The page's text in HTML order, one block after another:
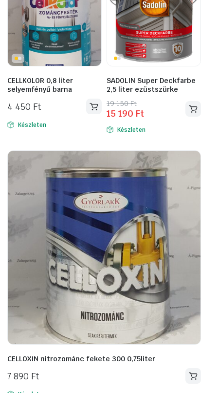
CELLKOLOR 0,8 liter
selyemfényű barna
4 450 Ft
Készleten
SADOLIN Super Deckfarbe
2,5 liter ezüstszürke
19 150Ft
Original
price
was:
150 Ft.
15 190 Ft
Current
price
is:
190 Ft.
Készleten
CELLOXIN nitrozománc fekete 300 0,75liter
7 890 Ft